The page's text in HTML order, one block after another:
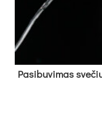
Pa­si­bu­vi­mas